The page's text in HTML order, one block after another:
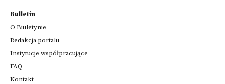
Bulletin
O Biuletynie
Redakcja portalu
Instytucje współpracujące
FAQ
Kontakt